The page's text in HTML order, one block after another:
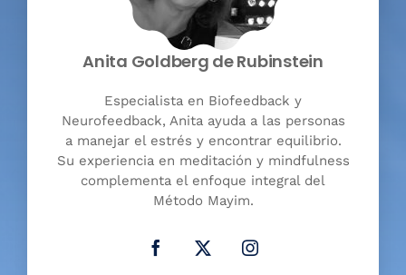
Anita Goldberg de Rubinstein
Especialista en Biofeedback y
Neurofeedback, Anita ayuda a las personas
a manejar el estrés y encontrar equilibrio.
Su experiencia en meditación y mindfulness
complementa el enfoque integral del
Método Mayim.